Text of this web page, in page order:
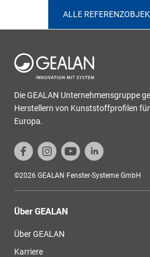
ALLE
Die GEALAN Unternehmensgruppe
Herstellern von Kunststoffprofilen
Europa.
©2026 GEALAN Fenster-Systeme GmbH
Über GEALAN
Über GEALAN
Karriere